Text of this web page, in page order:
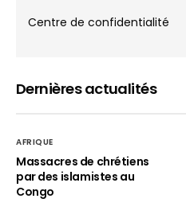
Centre de confidentialité
Dernières actualités
AFRIQUE
Massacres de chrétiens
par des islamistes au
Congo